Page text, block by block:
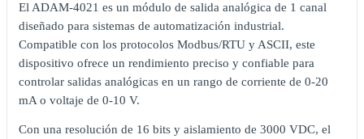
El ADAM-4021 es un módulo de salida analógica de 1 canal
diseñado para sistemas de automatización industrial.
Compatible con los protocolos Modbus/RTU y ASCII, este
dispositivo ofrece un rendimiento preciso y confiable para
controlar salidas analógicas en un rango de corriente de 0-20
mA o voltaje de 0-10 V.
Con una resolución de 16 bits y aislamiento de 3000 VDC, el